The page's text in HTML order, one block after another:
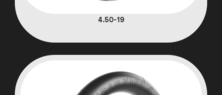
4.50-19